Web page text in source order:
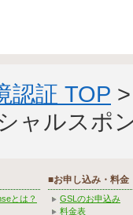
認証 TOP
ャルスポ
とは？
■お申し込み・料金
GSLのお申込み
料金表